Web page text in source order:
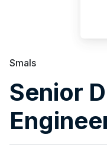
Smals
Senior